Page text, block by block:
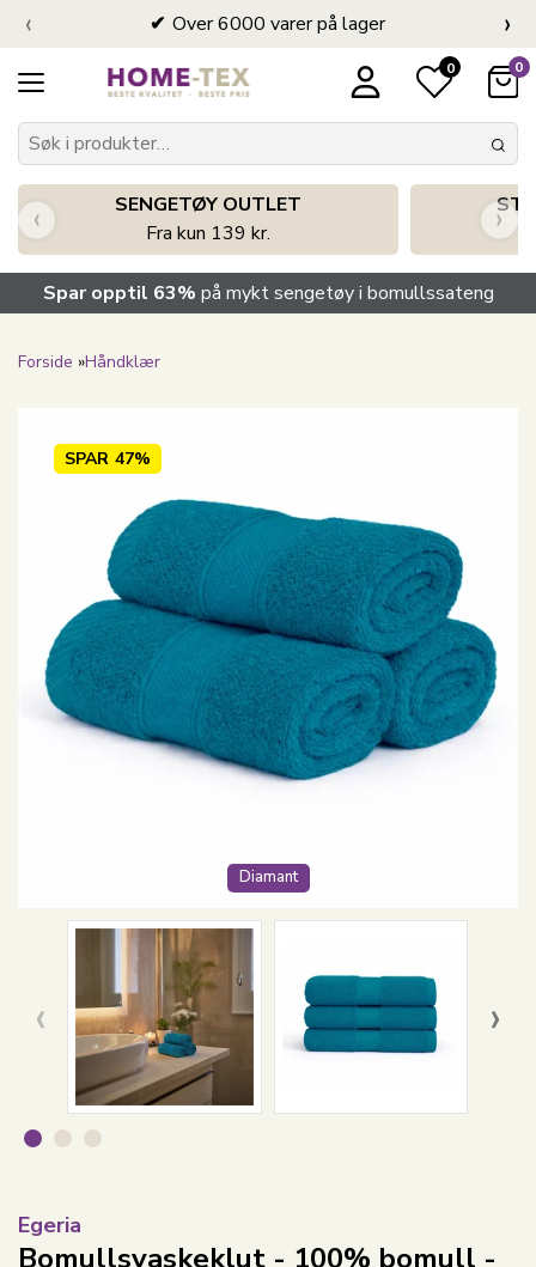
Over 6000 varer på lager
‹ ›
0 0
SENGETØY OUTLET
Fra kun 139 kr.
‹ ›
Spar opptil 63% på mykt sengetøy i bomullssateng
Forside »Håndklær
Diamant
SPAR 47%
‹ ›
Egeria
Bomullsvaskeklut - 100% bomull -